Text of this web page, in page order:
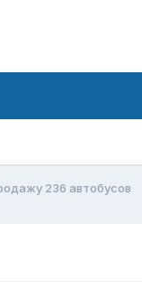
236 автобусов